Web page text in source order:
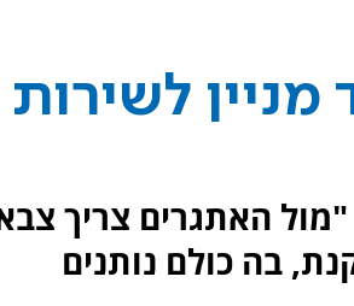
לשירות
האתגרים צריך
בה כולם נותנים